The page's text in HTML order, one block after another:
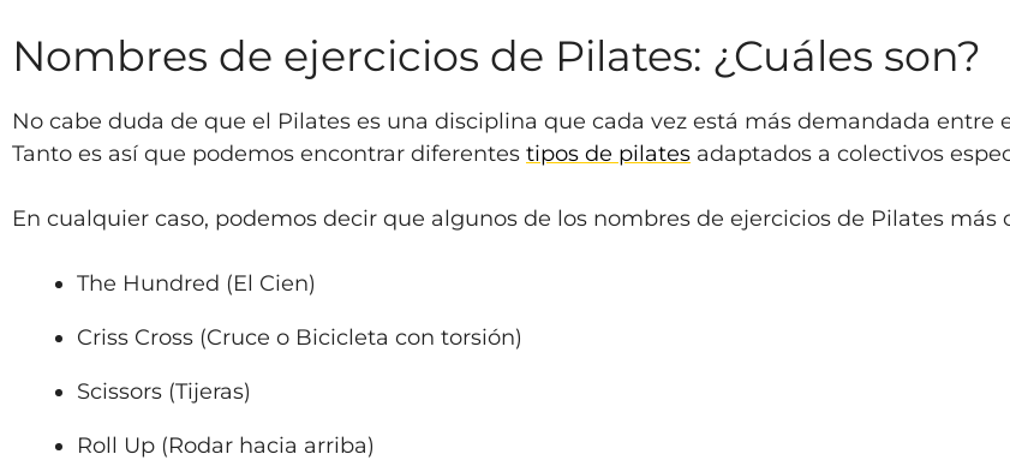
Nombres de ejercicios de Pilates: ¿Cuáles son?
No cabe duda de que el Pilates es una disciplina que cada vez está más demandada entre
Tanto es así que podemos encontrar diferentes tipos de pilates adaptados a colectivos
En cualquier caso, podemos decir que algunos de los nombres de ejercicios de Pilates más
The Hundred (El Cien)
Criss Cross (Cruce o Bicicleta con torsión)
Scissors (Tijeras)
Roll Up (Rodar hacia arriba)